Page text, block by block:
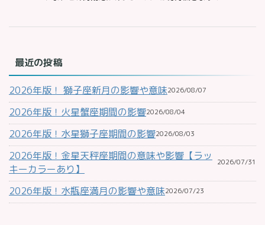
最近の投稿
2026年版！ 獅子座新月の影響や意味2026/08/07
2026年版！火星蟹座期間の影響2026/08/04
2026年版！水星獅子座期間の影響2026/08/03
2026年版！金星天秤座期間の意味や影響【ラッ
キーカラーあり】
2026/07/31
2026年版！水瓶座満月の影響や意味2026/07/23